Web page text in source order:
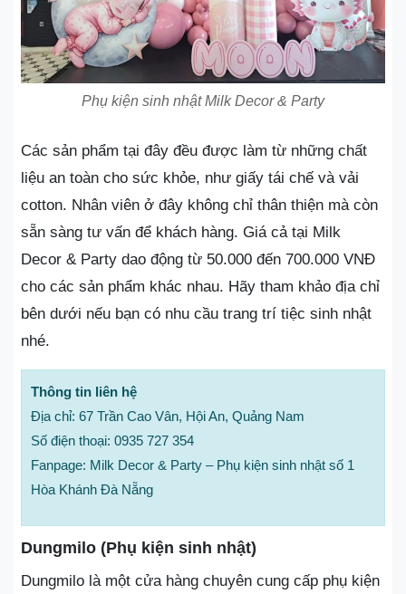
Phụ kiện sinh nhật Milk Decor & Party
Các sản phẩm tại đây đều được làm từ những chất
liệu an toàn cho sức khỏe, như giấy tái chế và vải
cotton. Nhân viên ở đây không chỉ thân thiện mà còn
sẵn sàng tư vấn để khách hàng. Giá cả tại Milk
Decor & Party dao động từ 50.000 đến 700.000 VNĐ
cho các sản phẩm khác nhau. Hãy tham khảo địa chỉ
bên dưới nếu bạn có nhu cầu trang trí tiệc sinh nhật
nhé.
Thông tin liên hệ
Địa chỉ: 67 Trần Cao Vân, Hội An, Quảng Nam
Số điện thoại: 0935 727 354
Fanpage: Milk Decor & Party – Phụ kiện sinh nhật số 1
Hòa Khánh Đà Nẵng
Dungmilo (Phụ kiện sinh nhật)
Dungmilo là một cửa hàng chuyên cung cấp phụ kiện